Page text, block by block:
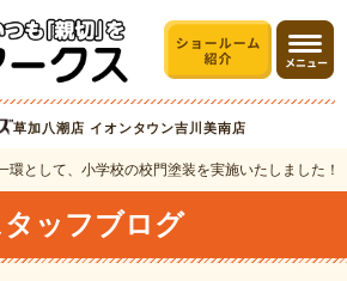
草加八潮店 イオンタウン吉川美南店
環として、小学校の校門塗装を実施いたしました！
ッフブログ